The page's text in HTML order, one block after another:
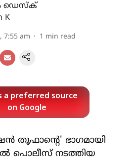
ഡെസ്ക്
K
7:55 am 1 min read
a preferred source
on Google
തൂഫാന്റെ' ഭാഗമായി
പൊലീസ് നടത്തിയ